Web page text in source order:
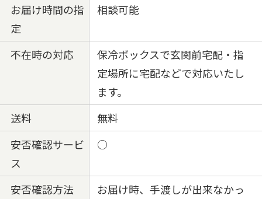
お届け時間の指
定
相談可能
不在時の対応
保冷ボックスで玄関前宅配・指
定場所に宅配などで対応いたし
ます。
送料
無料
安否確認サービ
ス
○
安否確認方法
お届け時、手渡しが出来なかっ